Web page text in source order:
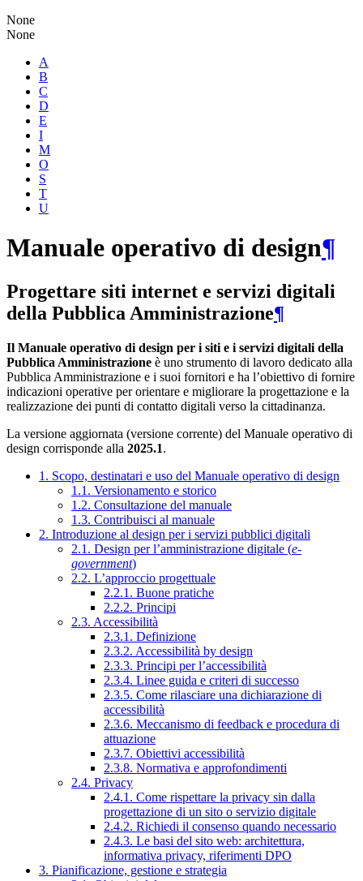
None
None
A
B
C
D
E
I
M
O
S
T
U
Manuale operativo di design¶
Progettare siti internet e servizi digitali
della Pubblica Amministrazione¶
Il Manuale operativo di design per i siti e i servizi digitali della
Pubblica Amministrazione è uno strumento di lavoro dedicato alla
Pubblica Amministrazione e i suoi fornitori e ha l’obiettivo di fornire
indicazioni operative per orientare e migliorare la progettazione e la
realizzazione dei punti di contatto digitali verso la cittadinanza.
La versione aggiornata (versione corrente) del Manuale operativo di
design corrisponde alla 2025.1.
1. Scopo, destinatari e uso del Manuale operativo di design
1.1. Versionamento e storico
1.2. Consultazione del manuale
1.3. Contribuisci al manuale
2. Introduzione al design per i servizi pubblici digitali
2.1. Design per l’amministrazione digitale (e-
government)
2.2. L’approccio progettuale
2.2.1. Buone pratiche
2.2.2. Principi
2.3. Accessibilità
2.3.1. Definizione
2.3.2. Accessibilità by design
2.3.3. Principi per l’accessibilità
2.3.4. Linee guida e criteri di successo
2.3.5. Come rilasciare una dichiarazione di
accessibilità
2.3.6. Meccanismo di feedback e procedura di
attuazione
2.3.7. Obiettivi accessibilità
2.3.8. Normativa e approfondimenti
2.4. Privacy
2.4.1. Come rispettare la privacy sin dalla
progettazione di un sito o servizio digitale
2.4.2. Richiedi il consenso quando necessario
2.4.3. Le basi del sito web: architettura,
informativa privacy, riferimenti DPO
3. Pianificazione, gestione e strategia